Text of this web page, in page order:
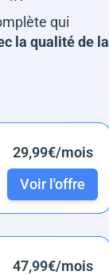
qui
la qualité de la
29,99€/mois
Voir l'offre
47,99€/mois